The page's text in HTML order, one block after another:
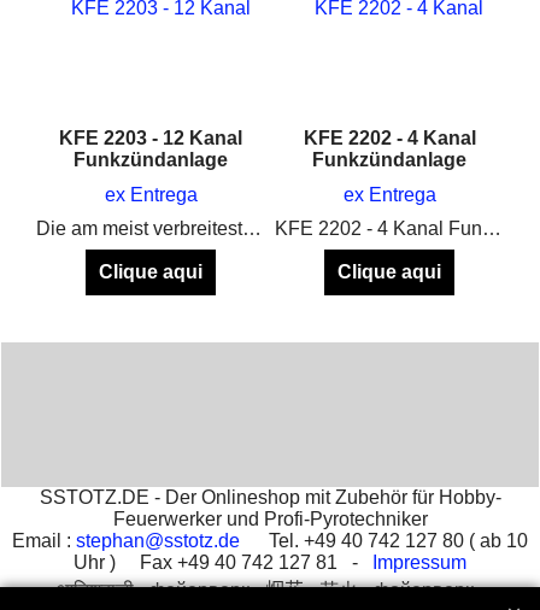
KFE 2203 - 12 Kanal
Funkzündanlage
ex Entrega
Die am meist verbreiteste Zündanlage in Europa in der aktuellsten Version
Clique aqui
KFE 2202 - 4 Kanal
Funkzündanlage
ex Entrega
KFE 2202 - 4 Kanal Funkzündanlage
Clique aqui
SSTOTZ.DE - Der Onlineshop mit Zubehör für Hobby-
Feuerwerker und Profi-Pyrotechniker
Email : stephan@sstotz.de Tel. +49 40 742 127 80 ( ab 10
Uhr ) Fax +49 40 742 127 81 -
Impressum
आतिशबाजी -фейерверк -烟花 -花火 -фойерверк -